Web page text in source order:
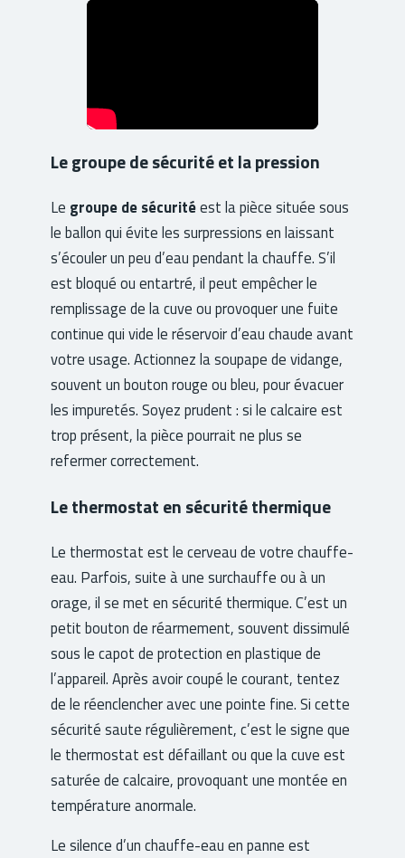
Le groupe de sécurité et la pression
Le groupe de sécuritéest la pièce située sous
le ballon qui évite les surpressions en laissant
s’écouler un peu d’eau pendant la chauffe. S’il
est bloqué ou entartré, il peut empêcher le
remplissage de la cuve ou provoquer une fuite
continue qui vide le réservoir d’eau chaude avant
votre usage. Actionnez la soupape de vidange,
souvent un bouton rouge ou bleu, pour évacuer
les impuretés. Soyez prudent : si le calcaire est
trop présent, la pièce pourrait ne plus se
refermer correctement.
Le thermostat en sécurité thermique
Le thermostat est le cerveau de votre chauffe-
eau. Parfois, suite à une surchauffe ou à un
orage, il se met en sécurité thermique. C’est un
petit bouton de réarmement, souvent dissimulé
sous le capot de protection en plastique de
l’appareil. Après avoir coupé le courant, tentez
de le réenclencher avec une pointe fine. Si cette
sécurité saute régulièrement, c’est le signe que
le thermostat est défaillant ou que la cuve est
saturée de calcaire, provoquant une montée en
température anormale.
Le silence d’un chauffe-eau en panne est